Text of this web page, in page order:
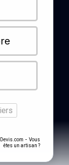
- Vous
êtes un artisan ?